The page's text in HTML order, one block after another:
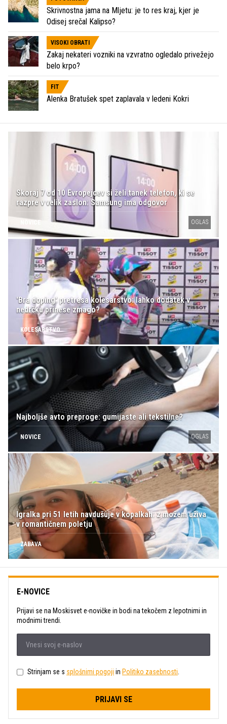
Skrivnostna jama na Mljetu: je to res kraj, kjer je
Odisej srečal Kalipso?
VISOKI OBRATI
Zakaj nekateri vozniki na vzvratno ogledalo privežejo
belo krpo?
FIT
Alenka Bratušek spet zaplavala v ledeni Kokri
Skoraj 7 od 10 Evropejcev si želi tanek telefon, ki se
razpre v velik zaslon: Samsung ima odgovor
NOVICE OGLAS
'Bra doping' pretresa kolesarstvo: lahko dodatek v
nedrčku prinese zmago?
KOLESARSTVO
Najboljše avto preproge: gumijaste ali tekstilne?
NOVICE OGLAS
Igralka pri 51 letih navdušuje v kopalkah: z možem uživa
v romantičnem poletju
ZABAVA
E-NOVICE
Prijavi se na Moskisvet e-novičke in bodi na tekočem z lepotnimi in
modnimi trendi.
Strinjam se s splošnimi pogoji in Politiko zasebnosti.
PRIJAVI SE